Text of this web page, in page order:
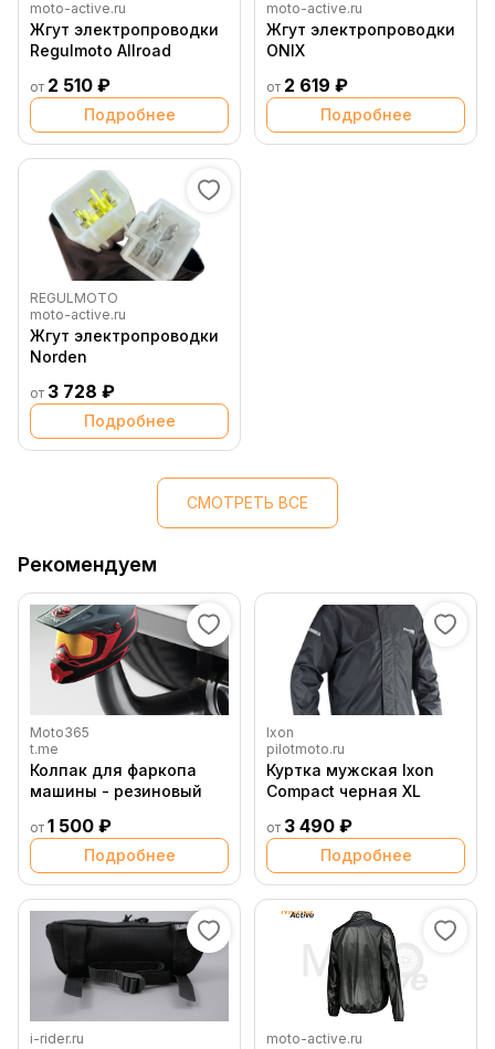
moto-active.ru
Жгут электропроводки
Regulmoto Allroad
от 2 510 ₽
Подробнее
moto-active.ru
Жгут электропроводки
ONIX
от 2 619 ₽
Подробнее
REGULMOTO
moto-active.ru
Жгут электропроводки
Norden
от 3 728 ₽
Подробнее
СМОТРЕТЬ ВСЕ
Рекомендуем
Moto365
t.me
Колпак для фаркопа
машины - резиновый
от 1 500 ₽
Подробнее
Ixon
pilotmoto.ru
Куртка мужская Ixon
Compact черная XL
от 3 490 ₽
Подробнее
i-rider.ru moto-active.ru